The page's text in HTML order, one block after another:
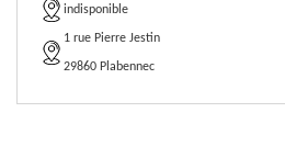
indisponible
1 rue Pierre Jestin
29860 Plabennec